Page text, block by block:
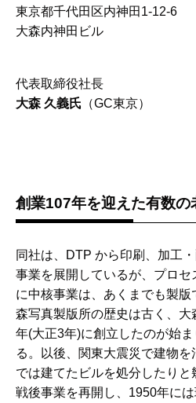
東京都千代田区内神田1-12-6
大森内神田ビル
代表取締役社長
大森 久義氏 （GC東京）
創業107年を迎えた有数の
同社は、DTP から印刷、加工
事業を展開しているが、プロセ
に中核事業は、あくまでも製
森写真製版所の歴史は古く、
年(大正3年)に創立したのが始
る。以後、関東大震災で建物
では建てたビルを処分したりと
戦後事業を再開し、1950年には